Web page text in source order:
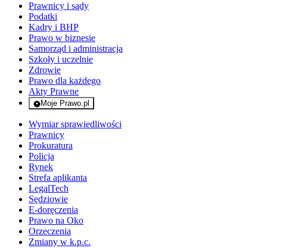
Prawnicy i sądy
Podatki
Kadry i BHP
Prawo w biznesie
Samorząd i administracja
Szkoły i uczelnie
Zdrowie
Prawo dla każdego
Akty Prawne
Moje Prawo.pl
- rejestracja i logowanie do serwisu
Wymiar sprawiedliwości
Prawnicy
Prokuratura
Policja
Rynek
Strefa aplikanta
LegalTech
Sędziowie
E-doręczenia
Prawo na Oko
Orzeczenia
Zmiany w k.p.c.